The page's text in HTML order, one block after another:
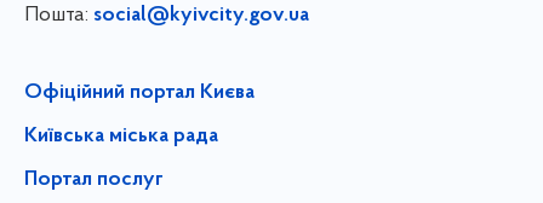
Пошта: social@kyivcity.gov.ua
Офіційний портал Києва
Київська міська рада
Портал послуг